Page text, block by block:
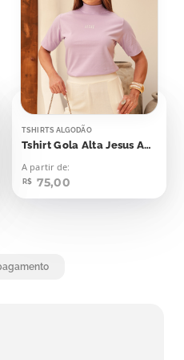
TSHIRTS ALGODÃO
Tshirt Gola Alta Jesus Aplicação
A partir de:
R$ 75,00